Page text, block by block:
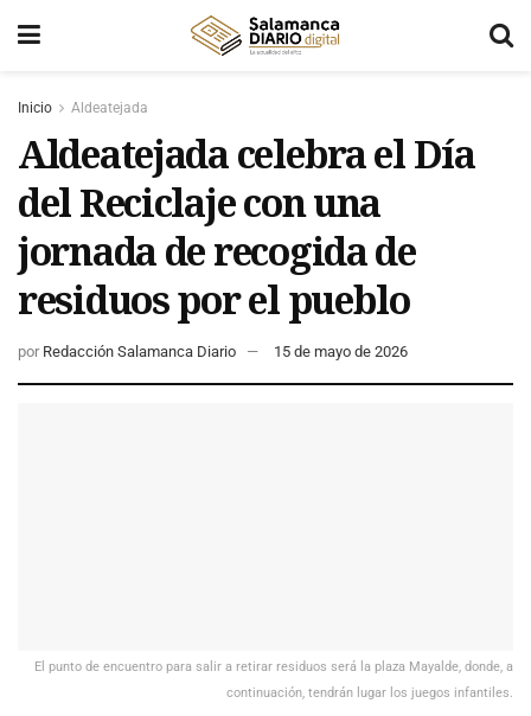
Inicio Aldeatejada
Aldeatejada celebra el Día
del Reciclaje con una
jornada de recogida de
residuos por el pueblo
por Redacción Salamanca Diario 15 de mayo de 2026
El punto de encuentro para salir a retirar residuos será la plaza Mayalde, donde, a
continuación, tendrán lugar los juegos infantiles.